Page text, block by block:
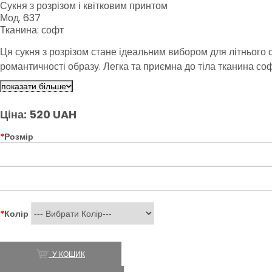
Сукня з розрізом і квітковим принтом
Мод. 637
Тканина: софт
Ця сукня з розрізом стане ідеальним вибором для літнього
романтичності образу. Легка та приємна до тіла тканина
показати більше
Ціна: 520 UAH
*Розмір
*Колір
У КОШИК